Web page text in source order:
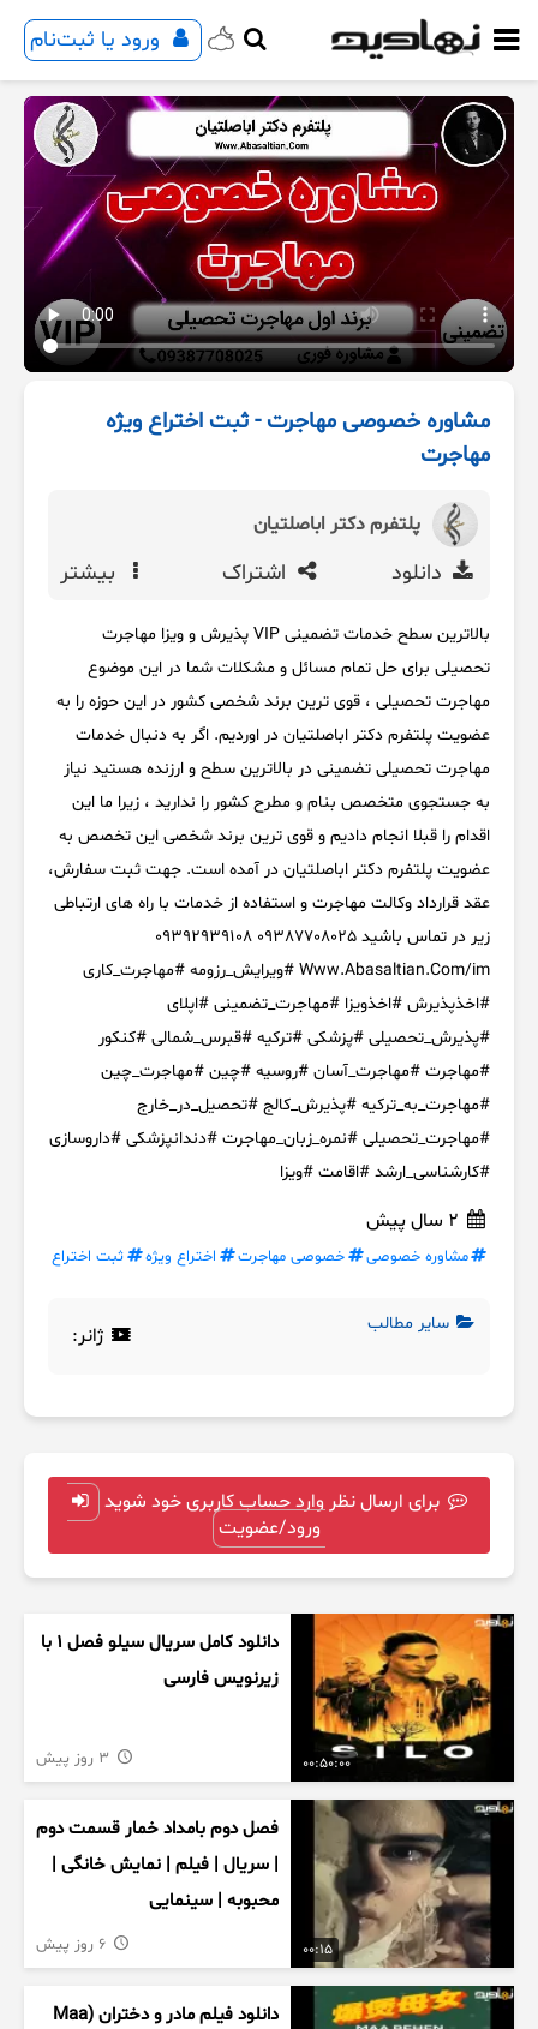
ورود یا ثبت‌نام
مشاوره خصوصی مهاجرت - ثبت اختراع ویژه
مهاجرت
پلتفرم دکتر اباصلتیان
دانلود اشتراک بیشتر
بالاترین سطح خدمات تضمینی VIP پذیرش و ویزا مهاجرت
تحصیلی برای حل تمام مسائل و مشکلات شما در این موضوع
مهاجرت تحصیلی ، قوی ترین برند شخصی کشور در این حوزه را به
عضویت پلتفرم دکتر اباصلتیان در اوردیم. اگر به دنبال خدمات
مهاجرت تحصیلی تضمینی در بالاترین سطح و ارزنده هستید نیاز
به جستجوی متخصص بنام و مطرح کشور را ندارید ، زیرا ما این
اقدام را قبلا انجام دادیم و قوی ترین برند شخصی این تخصص به
عضویت پلتفرم دکتر اباصلتیان در آمده است. جهت ثبت سفارش،
عقد قرارداد وکالت مهاجرت و استفاده از خدمات با راه های ارتباطی
زیر در تماس باشید 09387708025 09392939108
Www.Abasaltian.Com/im #ویرایش_رزومه #مهاجرت_کاری
#اخذپذیرش #اخذویزا #مهاجرت_تضمینی #اپلای
#پذیرش_تحصیلی #پزشکی #ترکیه #قبرس_شمالی #کنکور
#مهاجرت #مهاجرت_آسان #روسیه #چین #مهاجرت_چین
#مهاجرت_به_ترکیه #پذیرش_کالج #تحصیل_در_خارج
#مهاجرت_تحصیلی #نمره_زبان_مهاجرت #دندانپزشکی #داروسازی
#کارشناسی_ارشد #اقامت #ویزا
مشاوره خصوصی خصوصی مهاجرت اختراع ویژه ثبت اختراع
سایر مطالب ژانر:
برای ارسال نظر وارد حساب کاربری خود شوید
ورود/عضویت
00:50:00
دانلود کامل سریال سیلو فصل ۱ با
زیرنویس فارسی
00:15
فصل دوم بامداد خمار قسمت دوم
| سریال | فیلم | نمایش خانگی |
محبوبه | سینمایی
دانلود فیلم مادر و دختران (Maa